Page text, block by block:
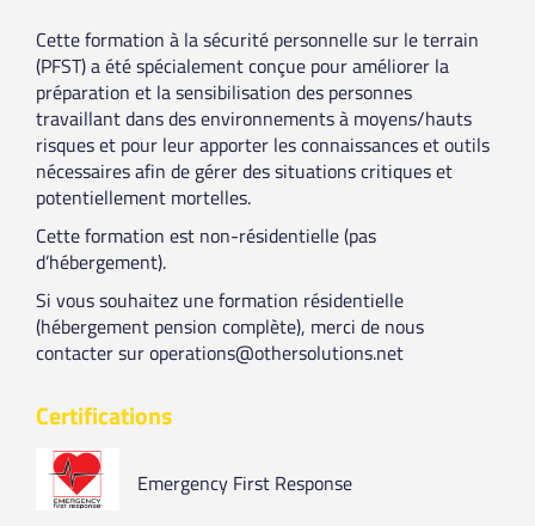
Cette formation à la sécurité personnelle sur le terrain
(PFST) a été spécialement conçue pour améliorer la
préparation et la sensibilisation des personnes
travaillant dans des environnements à moyens/hauts
risques et pour leur apporter les connaissances et outils
nécessaires afin de gérer des situations critiques et
potentiellement mortelles.
Cette formation est non-résidentielle (pas
d’hébergement).
Si vous souhaitez une formation résidentielle
(hébergement pension complète), merci de nous
contacter sur operations@othersolutions.net
Certifications
Emergency First Response